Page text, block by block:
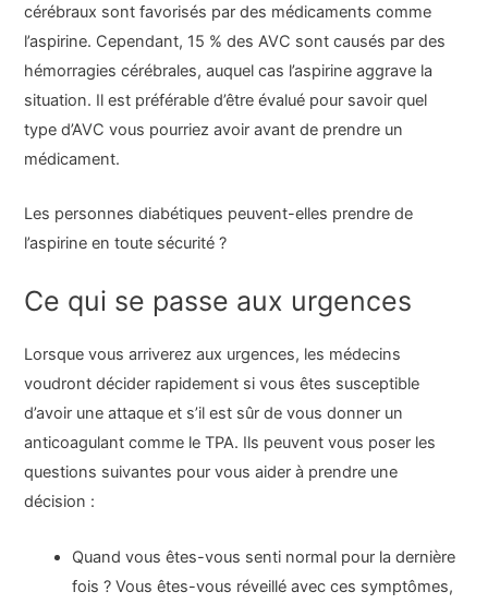
cérébraux sont favorisés par des médicaments comme
l’aspirine. Cependant, 15 % des AVC sont causés par des
hémorragies cérébrales, auquel cas l’aspirine aggrave la
situation. Il est préférable d’être évalué pour savoir quel
type d’AVC vous pourriez avoir avant de prendre un
médicament.
Les personnes diabétiques peuvent-elles prendre de
l’aspirine en toute sécurité ?
Ce qui se passe aux urgences
Lorsque vous arriverez aux urgences, les médecins
voudront décider rapidement si vous êtes susceptible
d’avoir une attaque et s’il est sûr de vous donner un
anticoagulant comme le TPA. Ils peuvent vous poser les
questions suivantes pour vous aider à prendre une
décision :
Quand vous êtes-vous senti normal pour la dernière
fois ? Vous êtes-vous réveillé avec ces symptômes,